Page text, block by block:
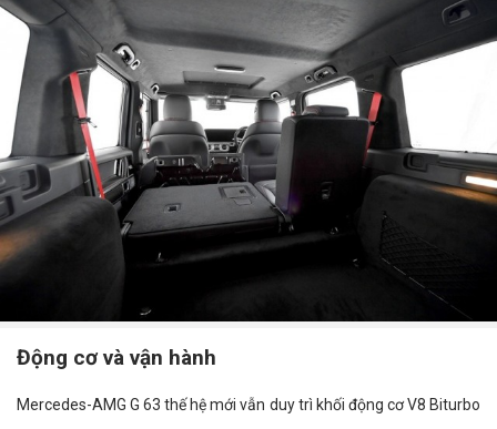
Động cơ và vận hành
Mercedes-AMG G 63 thế hệ mới vẫn duy trì khối động cơ V8 Biturbo